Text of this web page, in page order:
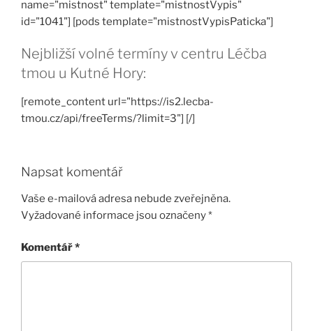
name="mistnost" template="mistnostVypis"
id="1041"] [pods template="mistnostVypisPaticka"]
Nejbližší volné termíny v centru Léčba
tmou u Kutné Hory:
[remote_content url="https://is2.lecba-
tmou.cz/api/freeTerms/?limit=3"] [/]
Napsat komentář
Vaše e-mailová adresa nebude zveřejněna.
Vyžadované informace jsou označeny*
Komentář*